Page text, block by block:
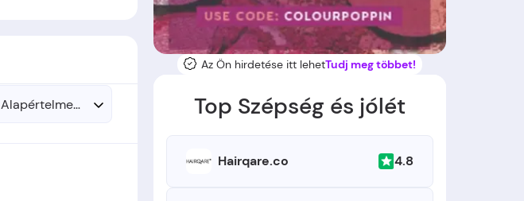
Az Ön hirdetése itt lehetTudj meg többet!
Top Szépség és jólét
Hairqare.co 4.8
Alapértelmezett